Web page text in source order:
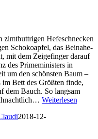
Hefeschnecken
Schokoapfel, das Beinahe-
mit dem Zeigefinger darauf
des Primeministers in
um den schönsten Baum –
Bett des Größten finde,
dem Bauch. So langsam
Weiterlesen
2018-12-